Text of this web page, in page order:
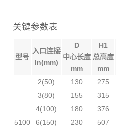
关键参数表
型号
入口连接
In(mm)
D
中心长度
mm
H1
总高度
mm
5100
2(50) 130 275
3(80)
155 315
4(100)
180 376
6(150)
230 507